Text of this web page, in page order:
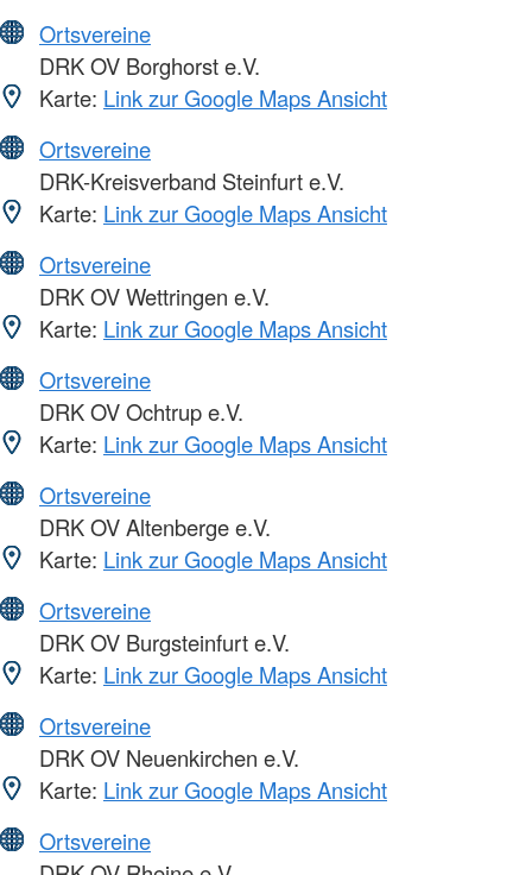
Ortsvereine
DRK OV Borghorst e.V.
Karte: Link zur Google Maps Ansicht
Ortsvereine
DRK-Kreisverband Steinfurt e.V.
Karte: Link zur Google Maps Ansicht
Ortsvereine
DRK OV Wettringen e.V.
Karte: Link zur Google Maps Ansicht
Ortsvereine
DRK OV Ochtrup e.V.
Karte: Link zur Google Maps Ansicht
Ortsvereine
DRK OV Altenberge e.V.
Karte: Link zur Google Maps Ansicht
Ortsvereine
DRK OV Burgsteinfurt e.V.
Karte: Link zur Google Maps Ansicht
Ortsvereine
DRK OV Neuenkirchen e.V.
Karte: Link zur Google Maps Ansicht
Ortsvereine